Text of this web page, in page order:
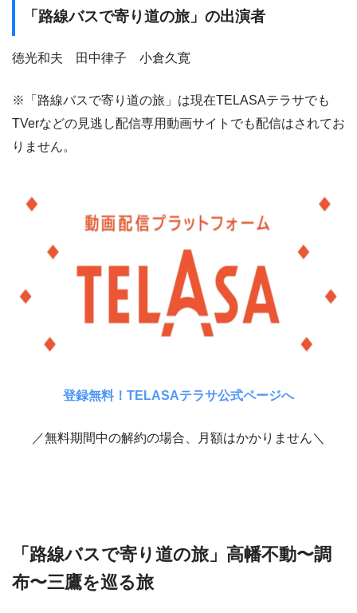
「路線バスで寄り道の旅」の出演者
徳光和夫 田中律子 小倉久寛
※「路線バスで寄り道の旅」は現在TELASAテラサでも
TVerなどの見逃し配信専用動画サイトでも配信はされてお
りません。
登録無料！TELASAテラサ公式ページへ
／無料期間中の解約の場合、月額はかかりません＼
「路線バスで寄り道の旅」高幡不動〜調
布〜三鷹を巡る旅